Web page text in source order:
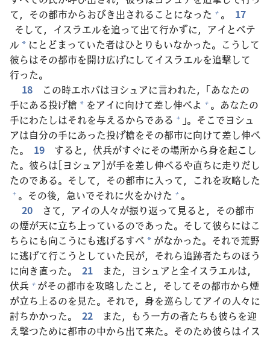
て，その都市からおびき出されることになった + 。
17
そして，イスラエルを追って出て行かずに，アイとベテ
ル * にとどまっていた者はひとりもいなかった。こうして
彼らはその都市を開け広げにしてイスラエルを追撃して
行った。
18
この時エホバはヨシュアに言われた，「あなたの
手にある投げ槍 * をアイに向けて差し伸べよ + 。あなたの
手にわたしはそれを与えるからである + 」。そこでヨシュ
アは自分の手にあった投げ槍をその都市に向けて差し伸べ
た。
19 すると， 伏兵がすぐにその場所から身を起こし
た。 彼らは[ヨシュア]が手を差し伸べるや直ちに走りだし
たのである。そして，その都市に入って，これを攻略した
+ 。その後， 急いでそれに火をかけた + 。
20
さて，アイの人々が振り返って 見ると，その都市
の煙が天に立ち 上っているのであった。そして彼らにはこ
ちらにも向こうにも逃げるすべ * がなかった。それで荒野
に逃げて行こうとしていた民が，それら追跡者たちのほう
に向き直った。 21 また，ヨシュアと全イスラエルは，
伏兵 + がその都市を攻略したこと，そしてその都市から煙
が立ち 上るのを 見た。それで， 身を巡らしてアイの人々 に
討ちかかった。 22 また，もう一方の者たちも彼らを迎
え撃つために都市の中から出て来た。そのため彼らはイス